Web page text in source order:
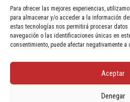
Para ofrecer las mejores experiencias,
para almacenar y/o acceder a la información
estas tecnologías nos permitirá procesar datos
navegación o las identificaciones únicas en
consentimiento, puede afectar negativamente
Aceptar
Denegar
972 15 46 46
© Cinemes Roses - 2022, all rights